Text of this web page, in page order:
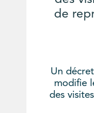
de
Un
modifie
des